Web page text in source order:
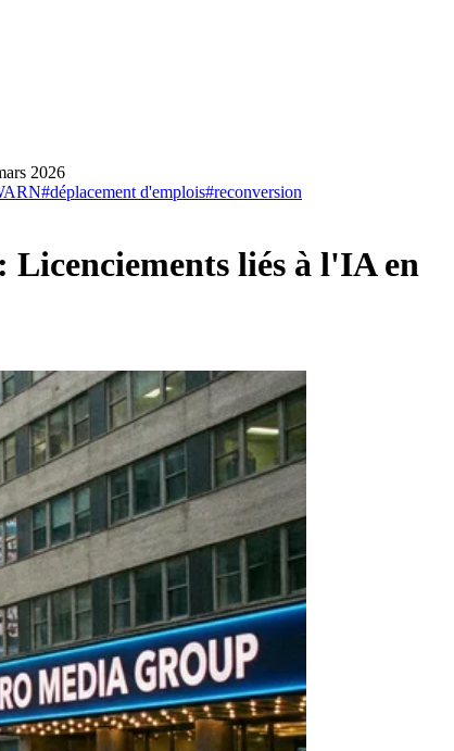
2026
#déplacement d'emplois#reconversion
Licenciements liés à l'IA en